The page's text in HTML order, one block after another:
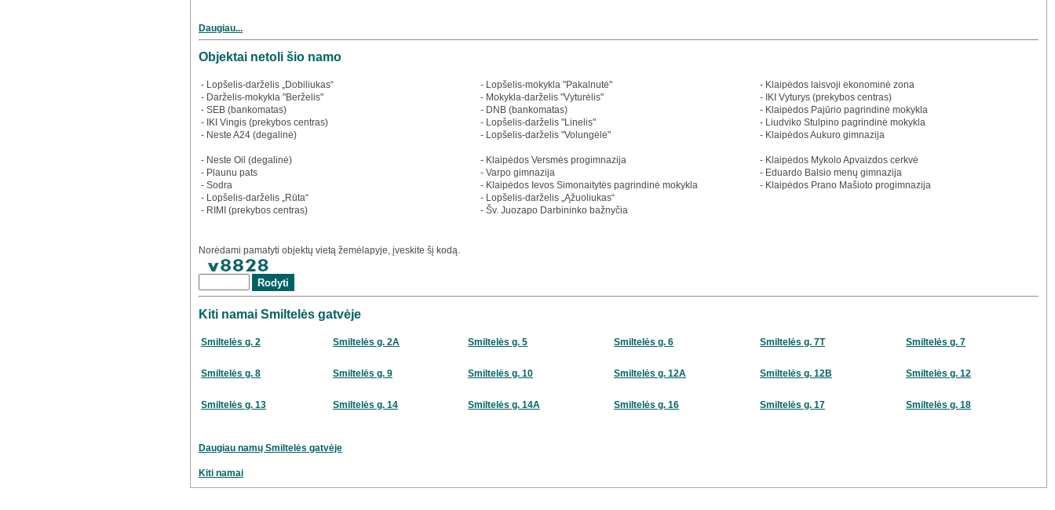
Daugiau...
Objektai netoli šio namo
- Lopšelis-darželis „Dobiliukas“
- Darželis-mokykla "Berželis"
- SEB (bankomatas)
- IKI Vingis (prekybos centras)
- Neste A24 (degalinė)
- Neste Oil (degalinė)
- Plaunu pats
- Sodra
- Lopšelis-darželis „Rūta“
- RIMI (prekybos centras)
- Lopšelis-mokykla "Pakalnutė"
- Mokykla-darželis "Vyturėlis"
- DNB (bankomatas)
- Lopšelis-darželis "Linelis"
- Lopšelis-darželis "Volungėlė"
- Klaipėdos Versmės progimnazija
- Varpo gimnazija
- Klaipėdos Ievos Simonaitytės pagrindinė mokykla
- Lopšelis-darželis „Ąžuoliukas“
- Šv. Juozapo Darbininko bažnyčia
- Klaipėdos laisvoji ekonominė zona
- IKI Vyturys (prekybos centras)
- Klaipėdos Pajūrio pagrindinė mokykla
- Liudviko Stulpino pagrindinė mokykla
- Klaipėdos Aukuro gimnazija
- Klaipėdos Mykolo Apvaizdos cerkvė
- Eduardo Balsio menų gimnazija
- Klaipėdos Prano Mašioto progimnazija
Norėdami pamatyti objektų vietą žemėlapyje, įveskite šį kodą.
Kiti namai Smiltelės gatvėje
Smiltelės g. 2 Smiltelės g. 2A Smiltelės g. 5 Smiltelės g. 6 Smiltelės g. 7T Smiltelės g. 7
Smiltelės g. 8 Smiltelės g. 9 Smiltelės g. 10 Smiltelės g. 12A Smiltelės g. 12B Smiltelės g. 12
Smiltelės g. 13 Smiltelės g. 14 Smiltelės g. 14A Smiltelės g. 16 Smiltelės g. 17 Smiltelės g. 18
Daugiau namų Smiltelės gatvėje
Kiti namai